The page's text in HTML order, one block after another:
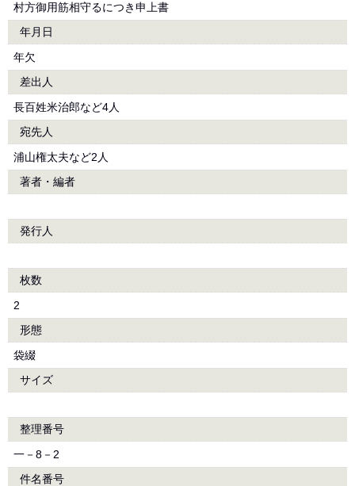
村方御用筋相守るにつき申上書
年月日
年欠
差出人
長百姓米治郎など4人
宛先人
浦山権太夫など2人
著者・編者
発行人
枚数
2
形態
袋綴
サイズ
整理番号
一－8－2
件名番号